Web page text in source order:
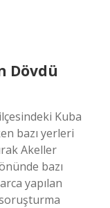
Dövdü
Kuba
bazı yerleri
Akeller
bazı
yapılan